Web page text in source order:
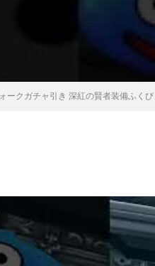
ークガチャ引き 深紅の賢者装備ふくび